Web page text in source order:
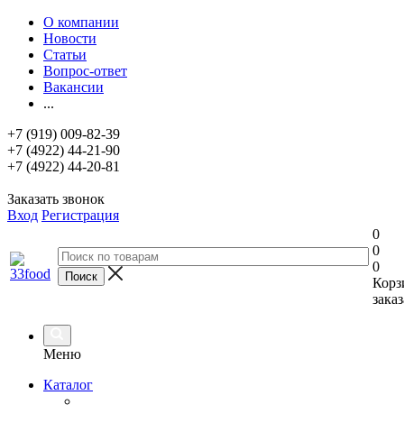
О компании
Новости
Статьи
Вопрос-ответ
Вакансии
...
+7 (919) 009-82-39
+7 (4922) 44-21-90
+7 (4922) 44-20-81
Заказать звонок
Вход Регистрация
0
0
0
Меню
Каталог